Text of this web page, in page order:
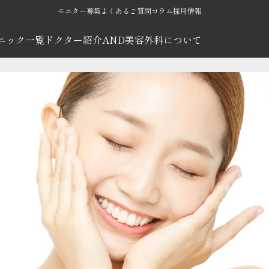
モニター募集よくあるご質問コラム採用情報
ック一覧 ドクター紹介AND美容外科について